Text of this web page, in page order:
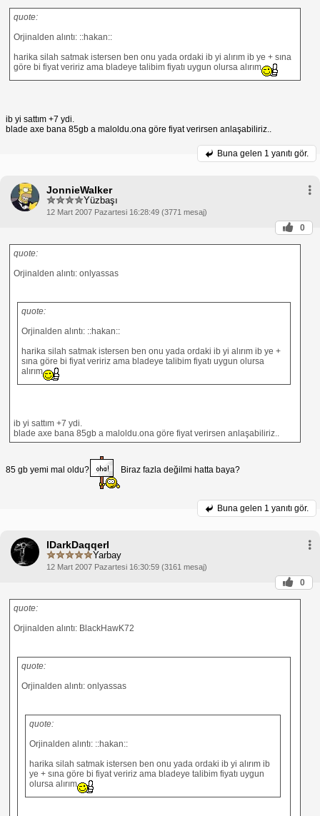
quote:
Orjinalden alıntı: ::hakan::
harika silah satmak istersen ben onu yada ordaki ib yi alırım ib ye + sına
göre bi fiyat veririz ama bladeye talibim fiyatı uygun olursa alırım
ib yi sattım +7 ydi.
blade axe bana 85gb a maloldu.ona göre fiyat verirsen anlaşabiliriz..
Buna gelen 1 yanıtı gör.
JonnieWalker
Yüzbaşı
12 Mart 2007 Pazartesi 16:28:49 (3771 mesaj)
0
quote:
Orjinalden alıntı: onlyassas
quote:
Orjinalden alıntı: ::hakan::
harika silah satmak istersen ben onu yada ordaki ib yi alırım ib ye +
sına göre bi fiyat veririz ama bladeye talibim fiyatı uygun olursa
alırım
ib yi sattım +7 ydi.
blade axe bana 85gb a maloldu.ona göre fiyat verirsen anlaşabiliriz..
85 gb yemi mal oldu? Biraz fazla değilmi hatta baya?
Buna gelen 1 yanıtı gör.
lDarkDaqqerl
Yarbay
12 Mart 2007 Pazartesi 16:30:59 (3161 mesaj)
0
quote:
Orjinalden alıntı: BlackHawK72
quote:
Orjinalden alıntı: onlyassas
quote:
Orjinalden alıntı: ::hakan::
harika silah satmak istersen ben onu yada ordaki ib yi alırım ib
ye + sına göre bi fiyat veririz ama bladeye talibim fiyatı uygun
olursa alırım